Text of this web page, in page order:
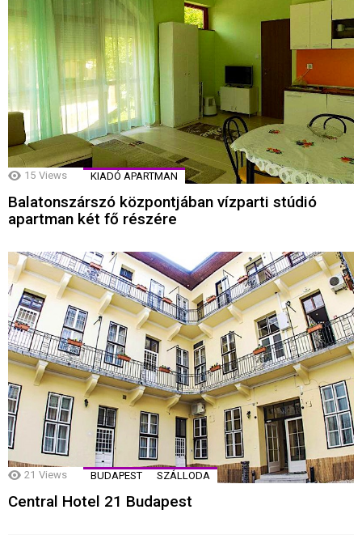
15 Views KIADÓ APARTMAN
Balatonszárszó központjában vízparti stúdió
apartman két fő részére
21 Views BUDAPEST SZÁLLODA
Central Hotel 21 Budapest